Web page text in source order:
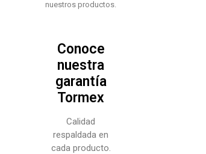
nuestros productos.
Conoce
nuestra
garantía
Tormex
Calidad
respaldada en
cada producto.